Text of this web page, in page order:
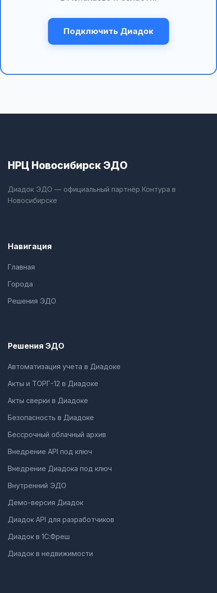
Подключить Диадок
НРЦ Новосибирск ЭДО
Диадок ЭДО — официальный партнёр Контура в
Новосибирске
Навигация
Главная
Города
Решения ЭДО
Решения ЭДО
Автоматизация учета в Диадоке
Акты и ТОРГ-12 в Диадоке
Акты сверки в Диадоке
Безопасность в Диадоке
Бессрочный облачный архив
Внедрение API под ключ
Внедрение Диадока под ключ
Внутренний ЭДО
Демо-версия Диадок
Диадок API для разработчиков
Диадок в 1С:Фреш
Диадок в недвижимости